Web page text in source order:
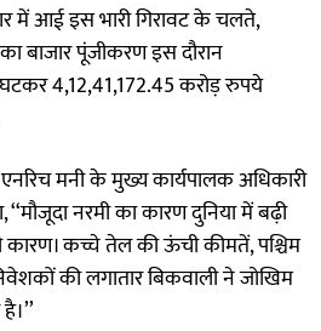
में आई इस भारी गिरावट के चलते,
बाजार पूंजीकरण इस दौरान
4,12,41,172.45 करोड़ रुपये
मनी के मुख्य कार्यपालक अधिकारी
नरमी का कारण दुनिया में बढ़ी
कारण। कच्चे तेल की ऊंची कीमतें, पश्चिम
की लगातार बिकवाली ने जोखिम